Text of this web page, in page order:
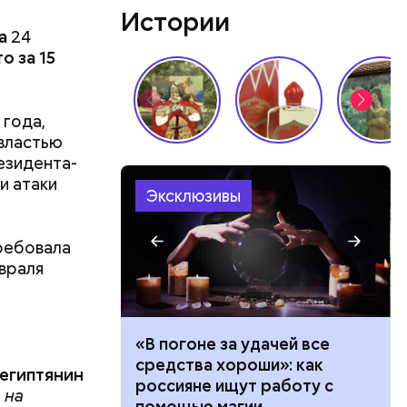
24
за 15
атаки
С
в
от
Николай
Истории
Эксклюзивы
толпу
«В погоне за удачей все
средства хороши»: как
россияне ищут работу с